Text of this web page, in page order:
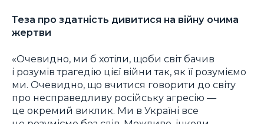
Теза про здатність дивитися на війну очима
жертви
«Очевидно, ми б хотіли, щоби світ бачив
і розумів трагедію цієї війни так, як її розуміємо
ми. Очевидно, що вчитися говорити до світу
про несправедливу російську агресію —
це окремий виклик. Ми в Україні все